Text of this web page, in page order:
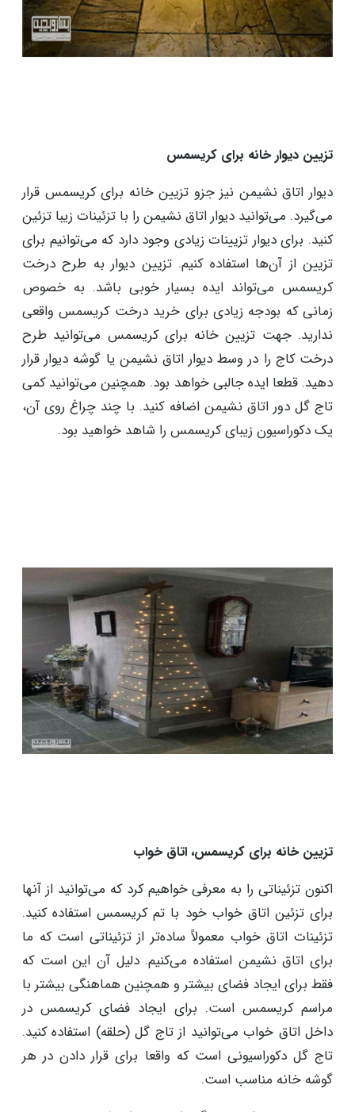
تزیین دیوار خانه برای کریسمس
دیوار اتاق نشیمن نیز جزو تزیین خانه برای کریسمس قرار
می‌گیرد. می‌توانید دیوار اتاق نشیمن را با تزئینات زیبا تزئین
کنید. برای دیوار تزیینات زیادی وجود دارد که می‌توانیم برای
تزیین از آن‌ها استفاده کنیم. تزیین دیوار به طرح درخت
کریسمس می‌تواند ایده بسیار خوبی باشد. به خصوص
زمانی که بودجه زیادی برای خرید درخت کریسمس واقعی
ندارید. جهت تزیین خانه برای کریسمس می‌توانید طرح
درخت کاج را در وسط دیوار اتاق نشیمن یا گوشه دیوار قرار
دهید. قطعا ایده جالبی خواهد بود. همچنین می‌توانید کمی
تاج گل دور اتاق نشیمن اضافه کنید. با چند چراغ روی آن،
یک دکوراسیون زیبای کریسمس را شاهد خواهید بود.
تزیین خانه برای کریسمس، اتاق خواب
اکنون تزئیناتی را به معرفی خواهیم کرد که می‌توانید از آنها
برای تزئین اتاق خواب خود با تم کریسمس استفاده کنید.
تزئینات اتاق خواب معمولاً ساده‌تر از تزئیناتی است که ما
برای اتاق نشیمن استفاده می‌کنیم. دلیل آن این است که
فقط برای ایجاد فضای بیشتر و همچنین هماهنگی بیشتر با
مراسم کریسمس است. برای ایجاد فضای کریسمس در
داخل اتاق خواب می‌توانید از تاج گل (حلقه) استفاده کنید.
تاج گل دکوراسیونی است که واقعا برای قرار دادن در هر
گوشه خانه مناسب است.